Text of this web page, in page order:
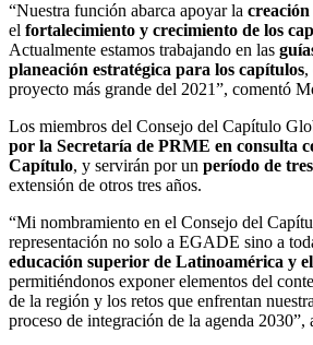
“Nuestra función abarca apoyar la
el fortalecimiento y crecimiento de los
Actualmente estamos trabajando en las
planeación estratégica para los capítulos,
proyecto más grande del 2021”, comentó
Los miembros del Consejo del Capítulo
por la Secretaría de PRME en consulta
Capítulo, y servirán por un período de
extensión de otros tres años.
“Mi nombramiento en el Consejo del
representación no solo a EGADE sino a
educación superior de Latinoamérica y
permitiéndonos exponer elementos del
de la región y los retos que enfrentan
proceso de integración de la agenda